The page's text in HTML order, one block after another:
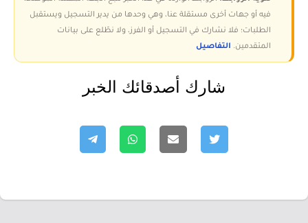
فيه أو جهات أخرى مستقلة عنا، وهي وحدها من يدير التسجيل ويستقبل
الطلبات؛ فلا نشارك في التسجيل أو الفرز، ولا نطّلع على بيانات
المتقدمين. التفاصيل
شارك أصدقائك الخبر